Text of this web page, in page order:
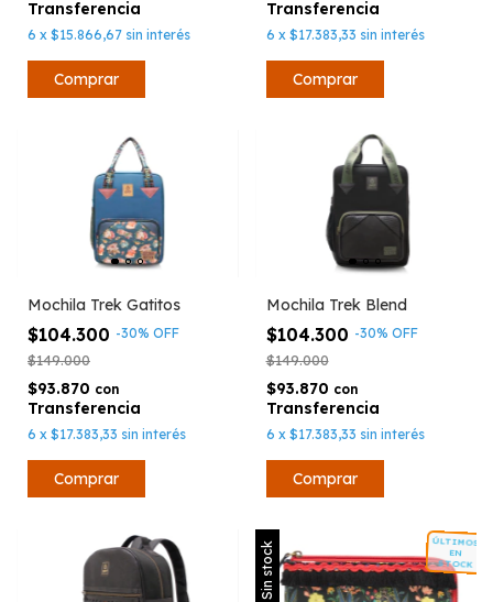
6 x $15.866,67 sin interés 6 x $17.383,33 sin interés
Mochila Trek Gatitos
$104.300 -30% OFF
$149.000
$93.870 con
6 x $17.383,33 sin interés
Mochila Trek Blend
$104.300 -30% OFF
$149.000
$93.870 con
6 x $17.383,33 sin interés
Sin stock ÚLTIMOS
EN
STOCK